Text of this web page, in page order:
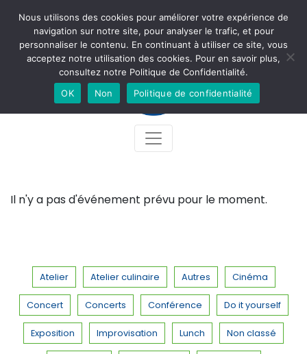
Newsletter Accès Contact Facebook Instagram
Il n'y a pas d'événement prévu pour le moment.
Atelier Atelier culinaire Autres Cinéma
Concert Concerts Conférence Do it yourself
Exposition Improvisation Lunch Non classé
Nous utilisons des cookies pour améliorer votre expérience de
navigation sur notre site, pour analyser le trafic, et pour
personnaliser le contenu. En continuant à utiliser ce site, vous
acceptez notre utilisation des cookies. Pour en savoir plus,
consultez notre Politique de Confidentialité.
OK
Non Politique de confidentialité